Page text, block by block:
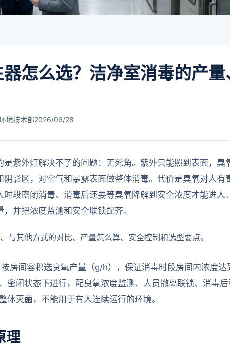
器怎么选？洁净室消毒的产
境技术部2026/06/28
是紫外灯解决不了的问题：无死角。紫外只能照到表面，臭
阴影区，对空气和暴露表面做整体消毒。代价是臭氧对人有
时段密闭消毒、消毒后还要等臭氧降解到安全浓度才能进人
并把浓度监测和安全联锁配齐。
与其他方式的对比、产量怎么算、安全控制和选型要点。
按房间容积选臭氧产量（g/h），保证消毒时段房间内浓度
密闭状态下进行，配臭氧浓度监测、人员撤离联锁、消毒
体灭菌，不能用于有人连续运行的环境。
理